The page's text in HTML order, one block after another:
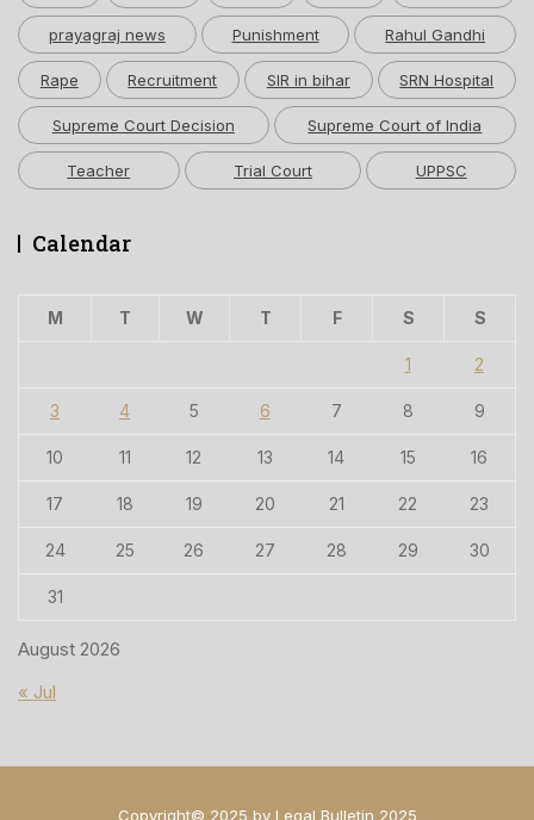
prayagraj news Punishment Rahul Gandhi
Rape Recruitment SIR in bihar SRN Hospital
Supreme Court Decision Supreme Court of India
Teacher Trial Court UPPSC
Calendar
August 2026
M T W T F S S
1 2
3 4 5 6 7 8 9
10 11 12 13 14 15 16
17 18 19 20 21 22 23
24 25 26 27 28 29 30
31
« Jul
Copyright© 2025 by Legal Bulletin 2025